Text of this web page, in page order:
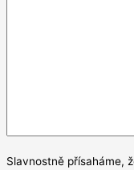
Slavnostně přísaháme,